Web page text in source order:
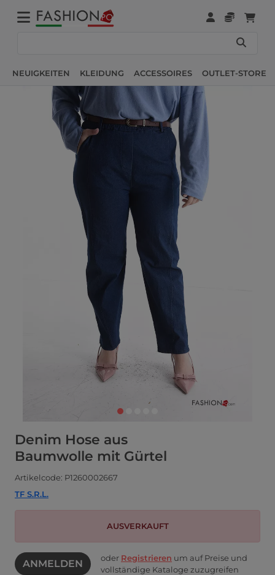
NEUIGKEITEN KLEIDUNG ACCESSOIRES OUTLET-STORE
Denim Hose aus
Baumwolle mit Gürtel
Artikelcode: P1260002667
TF S.R.L.
AUSVERKAUFT
ANMELDEN oder Registrieren um auf Preise und
vollständige Kataloge zuzugreifen